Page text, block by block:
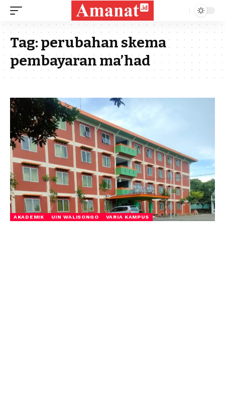
Tag:perubahan skema
pembayaran ma’had
AKADEMIK UIN WALISONGO VARIA KAMPUS